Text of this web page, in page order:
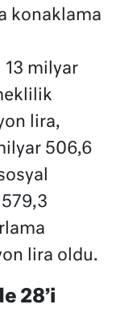
konaklama
milyar
lira,
506,6
lira oldu.
28’i